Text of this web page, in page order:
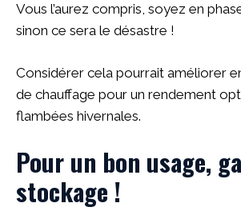
Vous l’aurez compris, soyez en
sinon ce sera le désastre !
Considérer cela pourrait améliorer
de chauffage pour un rendement
flambées hivernales.
Pour un bon usage,
stockage !